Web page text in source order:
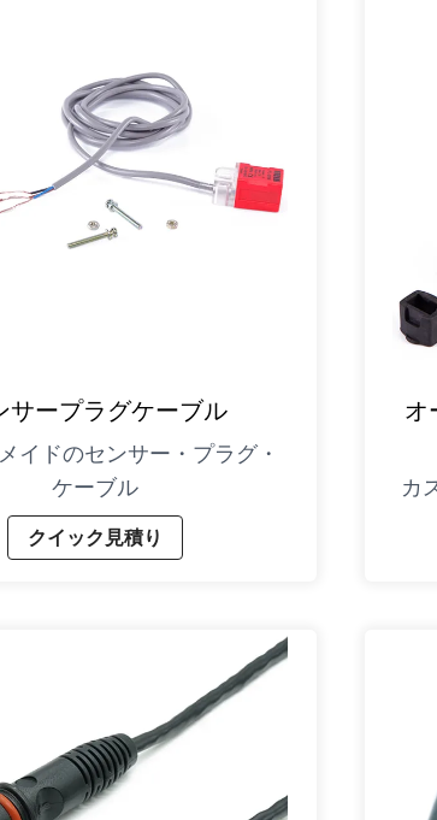
サープラグケーブル
イドのセンサー・プラグ・
ケーブル
クイック見積り
オ
カ